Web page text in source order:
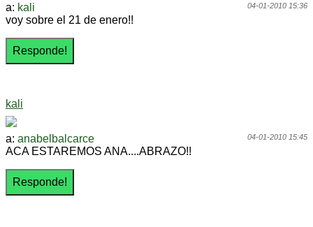
04-01-2010 15:36
a: kali
voy sobre el 21 de enero!!
kali
04-01-2010 15:45
a: anabelbalcarce
ACA ESTAREMOS ANA....ABRAZO!!